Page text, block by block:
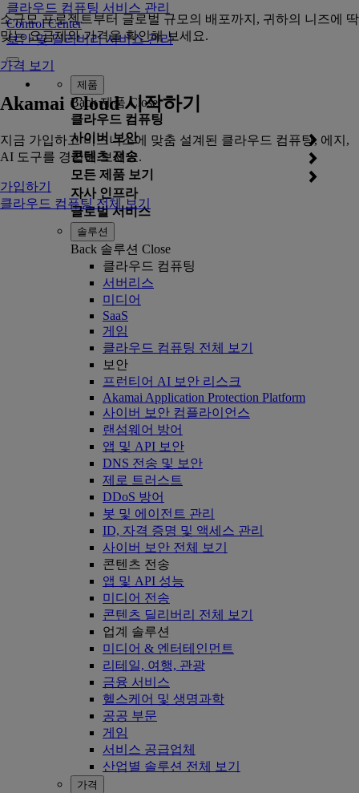
클라우드 컴퓨팅 서비스 관리
Control Center
보안 및 딜리버리 서비스 관리
제품
Back 제품 Close
클라우드 컴퓨팅
사이버 보안
콘텐츠 전송
모든 제품 보기
자사 인프라
글로벌 서비스
소규모 프로젝트부터 글로벌 규모의 배포까지, 귀하의 니즈에 딱
맞는 요금제와 가격을 확인해 보세요.
가격 보기
Akamai Cloud 시작하기
지금 가입하고 비즈니스에 맞춤 설계된 클라우드 컴퓨팅, 에지,
AI 도구를 경험해 보세요.
가입하기
클라우드 컴퓨팅 전체 보기
솔루션
Back 솔루션 Close
클라우드 컴퓨팅
서버리스
미디어
SaaS
게임
클라우드 컴퓨팅 전체 보기
보안
프런티어 AI 보안 리스크
Akamai Application Protection Platform
사이버 보안 컴플라이언스
랜섬웨어 방어
앱 및 API 보안
DNS 전송 및 보안
제로 트러스트
DDoS 방어
봇 및 에이전트 관리
ID, 자격 증명 및 액세스 관리
사이버 보안 전체 보기
콘텐츠 전송
앱 및 API 성능
미디어 전송
콘텐츠 딜리버리 전체 보기
업계 솔루션
미디어 & 엔터테인먼트
리테일, 여행, 관광
금융 서비스
헬스케어 및 생명과학
공공 부문
게임
서비스 공급업체
산업별 솔루션 전체 보기
가격